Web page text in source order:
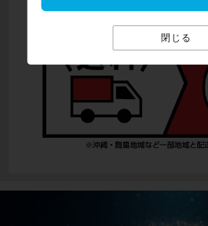
閉じる